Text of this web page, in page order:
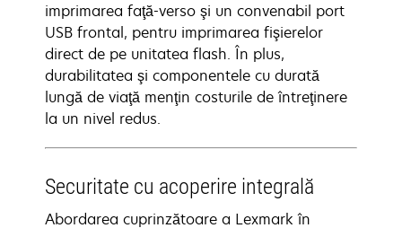
imprimarea faţă-verso şi un convenabil port
USB frontal, pentru imprimarea fişierelor
direct de pe unitatea flash. În plus,
durabilitatea şi componentele cu durată
lungă de viaţă menţin costurile de întreţinere
la un nivel redus.
Securitate cu acoperire integrală
Abordarea cuprinzătoare a Lexmark în